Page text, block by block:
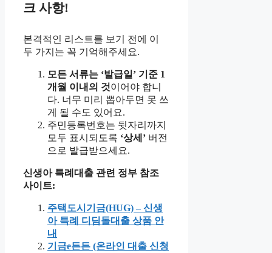
크 사항!
본격적인 리스트를 보기 전에 이
두 가지는 꼭 기억해주세요.
모든 서류는 ‘발급일’ 기준 1
개월 이내의 것이어야 합니
다. 너무 미리 뽑아두면 못 쓰
게 될 수도 있어요.
주민등록번호는 뒷자리까지
모두 표시되도록 ‘상세’ 버전
으로 발급받으세요.
신생아 특례대출 관련 정부 참조
사이트:
주택도시기금(HUG) – 신생
아 특례 디딤돌대출 상품 안
내
기금e든든 (온라인 대출 신청